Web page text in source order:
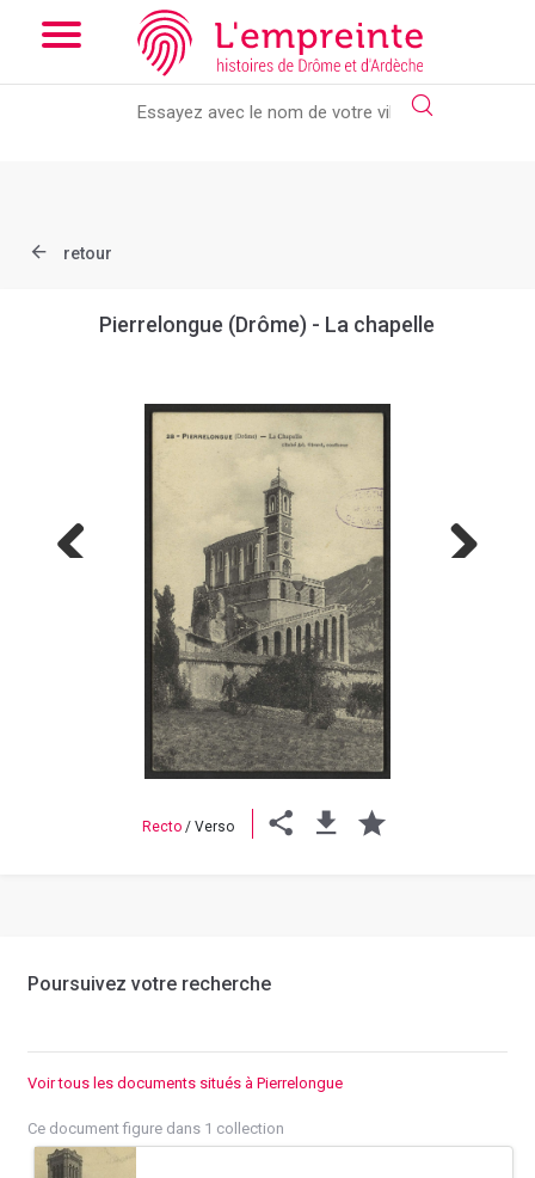
Array ( [slug] => document [ref] => B263626101_CP885 )
the new slick-theme.css if you want the default styling
retour
Pierrelongue (Drôme) - La chapelle
Recto / Verso
Poursuivez votre recherche
Voir tous les documents situés à Pierrelongue
Ce document figure dans 1 collection